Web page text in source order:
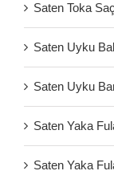
Saten Toka
Saten Uyku
Saten Uyku
Saten Yaka
Saten Yaka